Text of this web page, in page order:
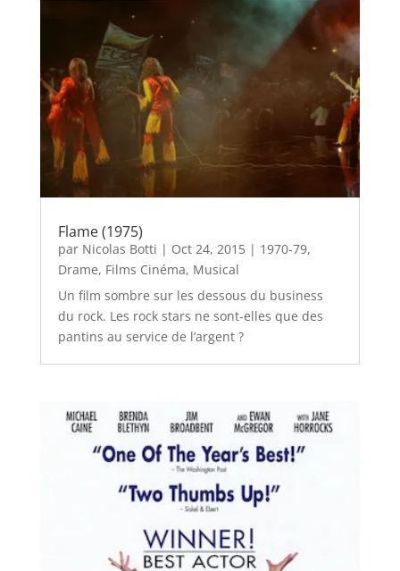
Flame (1975)
par Nicolas Botti | Oct 24, 2015| 1970-79,
Drame, Films Cinéma, Musical
Un film sombre sur les dessous du business
du rock. Les rock stars ne sont-elles que des
pantins au service de l’argent ?